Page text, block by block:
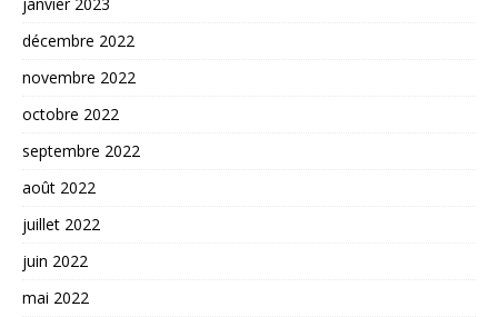
décembre 2022
novembre 2022
octobre 2022
septembre 2022
août 2022
juillet 2022
juin 2022
mai 2022